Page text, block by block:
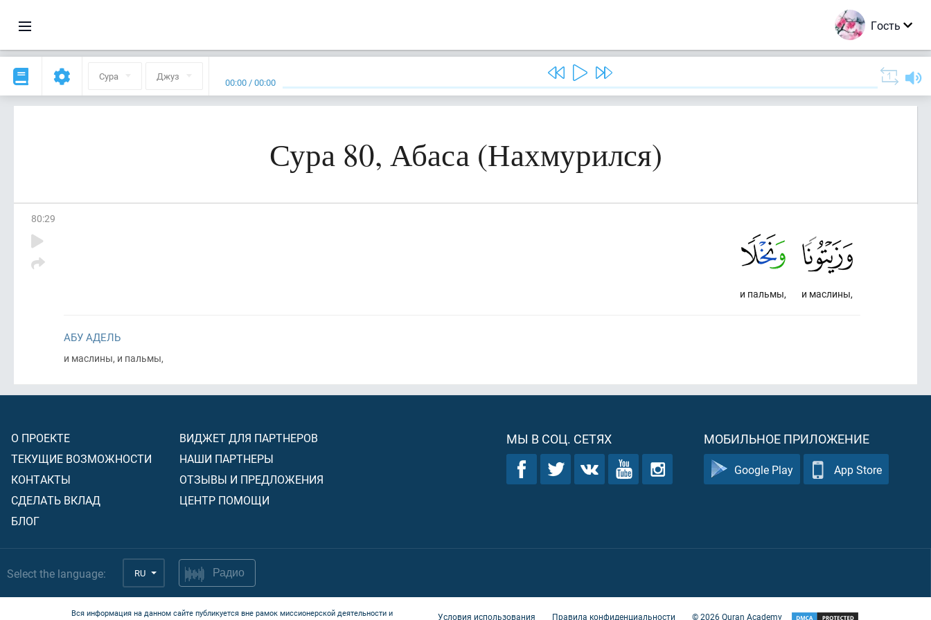
Гость
Сура Джуз 00:00 /00:00
Сура 80, Абаса (Нахмурился)
80:29
и маслины,
и пальмы,
АБУ АДЕЛЬ
и маслины, и пальмы,
О ПРОЕКТЕ
ТЕКУЩИЕ ВОЗМОЖНОСТИ
КОНТАКТЫ
СДЕЛАТЬ ВКЛАД
БЛОГ
ВИДЖЕТ ДЛЯ ПАРТНЕРОВ
НАШИ ПАРТНЕРЫ
ОТЗЫВЫ И ПРЕДЛОЖЕНИЯ
ЦЕНТР ПОМОЩИ
МЫ В СОЦ. СЕТЯХ МОБИЛЬНОЕ ПРИЛОЖЕНИЕ
Google Play App Store
Select the language: RU Радио
Вся информация на данном сайте публикуется вне рамок миссионерской деятельности и
Условия использования Правила конфиденциальности ©2026Quran Academy